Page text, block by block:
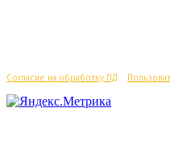
Согласие на обработку ПД